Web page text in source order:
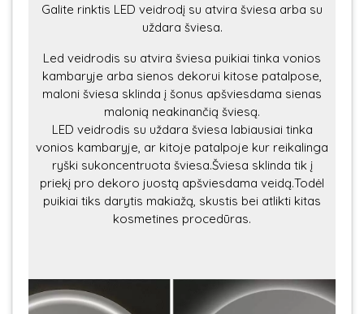
Galite rinktis LED veidrodį su atvira šviesa arba su
uždara šviesa.
Led veidrodis su atvira šviesa puikiai tinka vonios
kambaryje arba sienos dekorui kitose patalpose,
maloni šviesa sklinda į šonus apšviesdama sienas
malonią neakinančią šviesą.
LED veidrodis su uždara šviesa labiausiai tinka
vonios kambaryje, ar kitoje patalpoje kur reikalinga
ryški sukoncentruota šviesa.Šviesa sklinda tik į
priekį pro dekoro juostą apšviesdama veidą.Todėl
puikiai tiks darytis makiažą, skustis bei atlikti kitas
kosmetines procedūras.